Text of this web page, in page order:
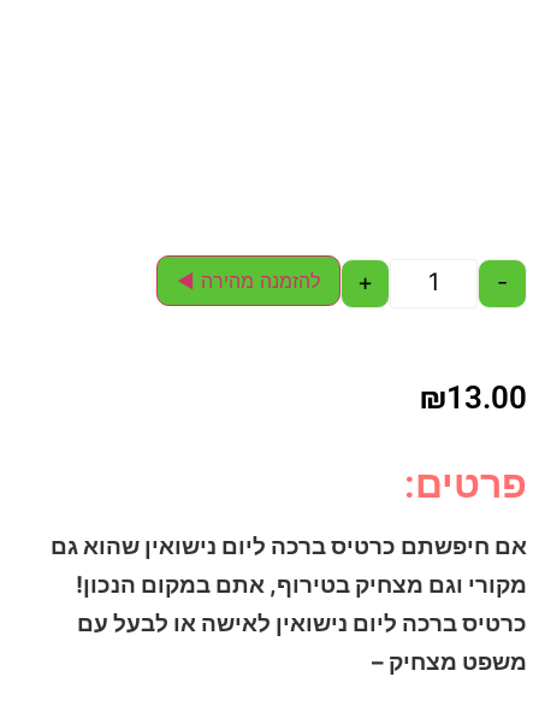
-
+ להזמנה מהירה ◄
₪13.00
פרטים:
אם חיפשתם כרטיס ברכה ליום נישואין שהוא גם
מקורי וגם מצחיק בטירוף, אתם במקום הנכון!
כרטיס ברכה ליום נישואין לאישה או לבעל עם
משפט מצחיק –